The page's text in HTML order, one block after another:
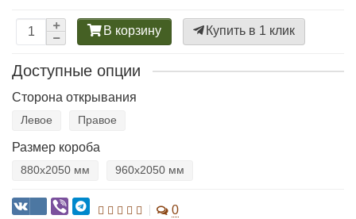
В корзину Купить в 1 клик
Доступные опции
Сторона открывания
Левое Правое
Размер короба
880х2050 мм 960х2050 мм
0